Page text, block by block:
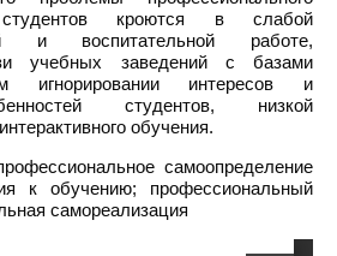
студентов кроются в слабой
и воспитательной работе,
учебных заведений с базами
игнорировании интересов и
студентов, низкой
обучения.
самоопределение
к обучению; профессиональный
самореализация